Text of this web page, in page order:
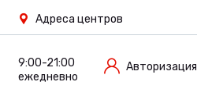
Адреса центров
9:00-21:00
ежедневно
Авторизация